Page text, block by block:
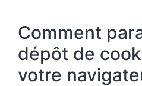
Comment
dépôt de
votre